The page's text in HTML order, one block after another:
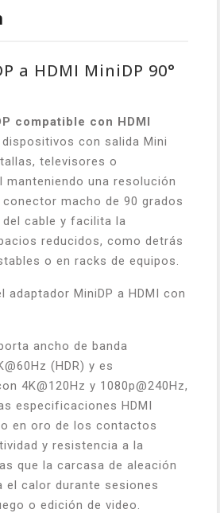
a HDMI MiniDP 90°
compatible con HDMI
con salida Mini
televisores o
manteniendo una resolución
conector macho de 90 grados
cable y facilita la
reducidos, como detrás
o en racks de equipos.
ancho de banda
(HDR) y es
4K@120Hz y 1080p@240Hz,
especificaciones HDMI
en oro de los contactos
y resistencia a la
que la carcasa de aleación
el calor durante sesiones
o edición de video.